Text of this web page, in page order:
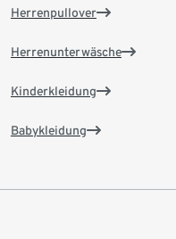
Herrenpullover
Herrenunterwäsche
Kinderkleidung
Babykleidung